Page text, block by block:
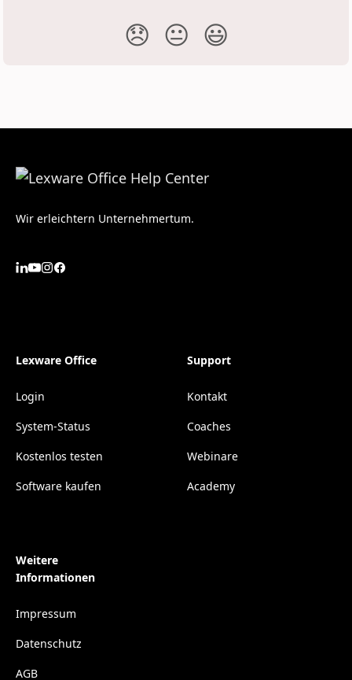
😞 😐 😃
Wir erleichtern Unternehmertum.
Lexware Office
Login
System-Status
Kostenlos testen
Software kaufen
Support
Kontakt
Coaches
Webinare
Academy
Weitere
Informationen
Impressum
Datenschutz
AGB